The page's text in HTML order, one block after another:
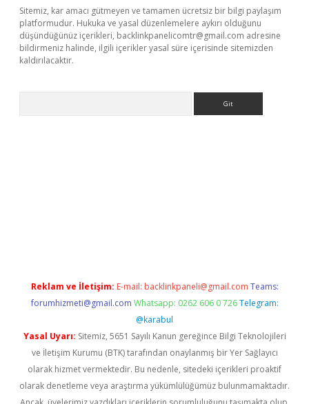
Sitemiz, kar amacı gütmeyen ve tamamen ücretsiz bir bilgi paylaşım
platformudur. Hukuka ve yasal düzenlemelere aykırı olduğunu
düşündüğünüz içerikleri, backlinkpanelicomtr@gmail.com adresine
bildirmeniz halinde, ilgili içerikler yasal süre içerisinde sitemizden
kaldırılacaktır.
Reklam ve İletişim: E-mail: backlinkpaneli@gmail.com Teams:
forumhizmeti@gmail.com Whatsapp: 0262 606 0 726 Telegram:
@karabul
Yasal Uyarı: Sitemiz, 5651 Sayılı Kanun gereğince Bilgi Teknolojileri
ve İletişim Kurumu (BTK) tarafından onaylanmış bir Yer Sağlayıcı
olarak hizmet vermektedir. Bu nedenle, sitedeki içerikleri proaktif
olarak denetleme veya araştırma yükümlülüğümüz bulunmamaktadır.